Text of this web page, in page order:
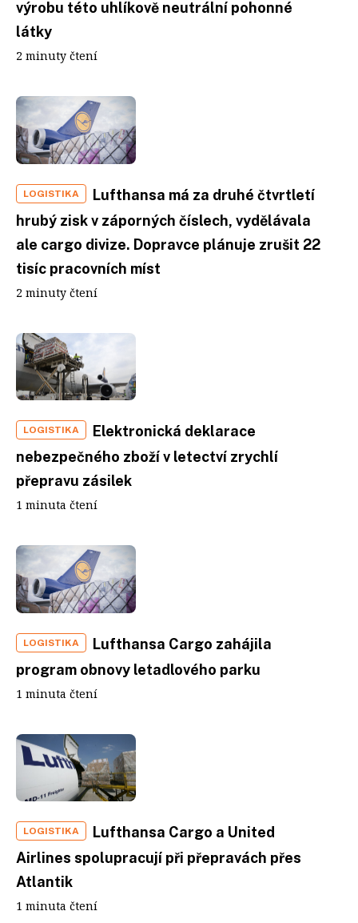
výrobu této uhlíkově neutrální pohonné
látky
2 minuty čtení
LOGISTIKA
Lufthansa má za druhé čtvrtletí
hrubý zisk v záporných číslech, vydělávala
ale cargo divize. Dopravce plánuje zrušit 22
tisíc pracovních míst
2 minuty čtení
LOGISTIKA
Elektronická deklarace
nebezpečného zboží v letectví zrychlí
přepravu zásilek
1 minuta čtení
LOGISTIKA
Lufthansa Cargo zahájila
program obnovy letadlového parku
1 minuta čtení
LOGISTIKA
Lufthansa Cargo a United
Airlines spolupracují při přepravách přes
Atlantik
1 minuta čtení